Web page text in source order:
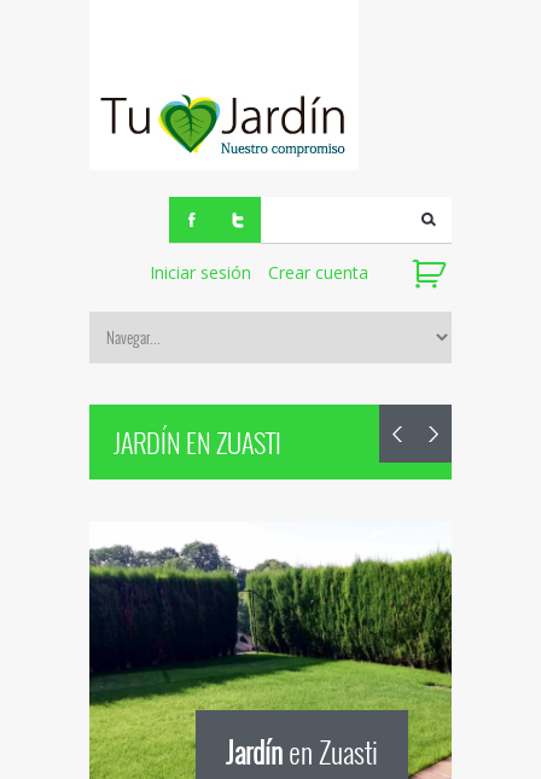
Iniciar sesión Crear cuenta
JARDÍN EN ZUASTI
Jardínen Zuasti